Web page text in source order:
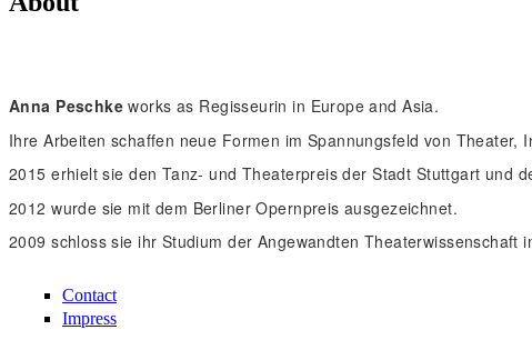
Anna Peschke works as Regisseurin in Europe and Asia.
Ihre Arbeiten schaffen neue Formen im Spannungsfeld von Theater,
2015 erhielt sie den Tanz- und Theaterpreis der Stadt Stuttgart und
2012 wurde sie mit dem Berliner Opernpreis ausgezeichnet.
2009 schloss sie ihr Studium der Angewandten Theaterwissenschaft
Contact
Impress